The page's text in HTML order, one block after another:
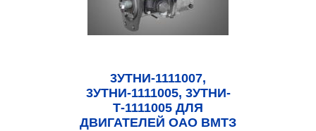
3УТНИ-1111007,
3УТНИ-1111005, 3УТНИ-
Т-1111005 ДЛЯ
ДВИГАТЕЛЕЙ ОАО ВМТЗ